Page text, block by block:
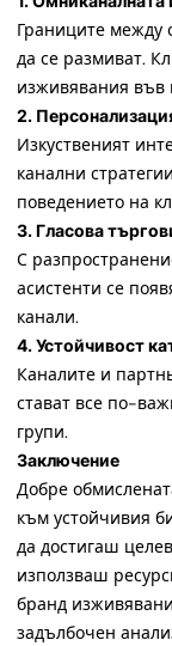
Границите между
да се размиват.
изживявания във
2.
Изкуственият
канални
поведението на
3. Гласова
С
асистенти се
канали.
4. Устойчивост
Каналите и
стават все по-
групи.
Заключение
Добре
към устойчивия
да достигаш
използваш
бранд
задълбочен